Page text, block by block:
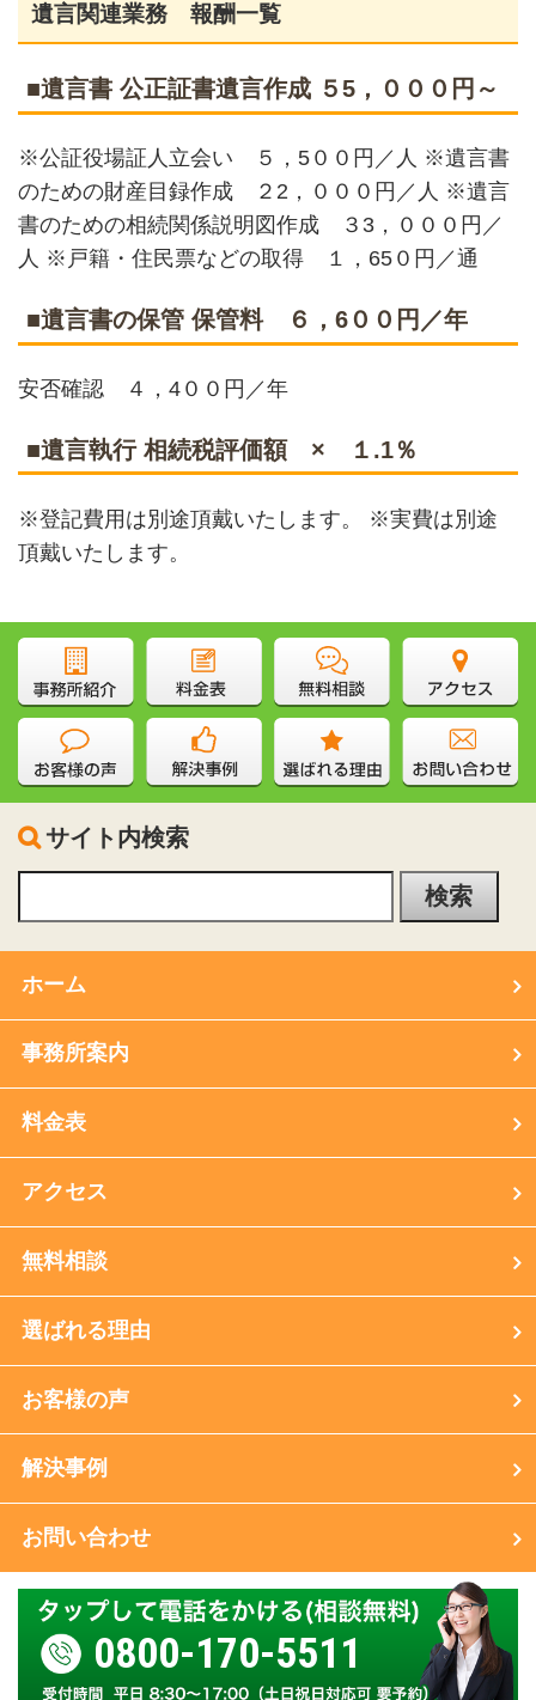
遺言関連業務 報酬一覧
■遺言書 公正証書遺言作成 ５5，０００円～
※公証役場証人立会い ５，5００円／人 ※遺言書
のための財産目録作成 ２2，０００円／人 ※遺言
書のための相続関係説明図作成 ３3，０００円／
人 ※戸籍・住民票などの取得 １，65０円／通
■遺言書の保管 保管料 ６，6００円／年
安否確認 ４，4００円／年
■遺言執行 相続税評価額 × １.1％
※登記費用は別途頂戴いたします。 ※実費は別途
頂戴いたします。
サイト内検索
ホーム
事務所案内
料金表
アクセス
無料相談
選ばれる理由
お客様の声
解決事例
お問い合わせ
0800-170-5511